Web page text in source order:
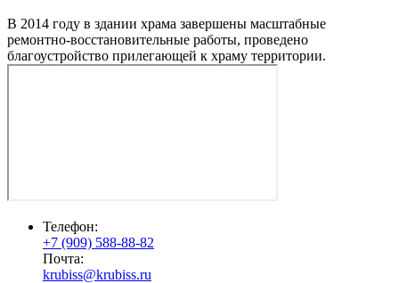
В 2014 году в здании храма завершены масштабные
ремонтно-восстановительные работы, проведено
благоустройство прилегающей к храму территории.
Телефон:
+7 (909) 588-88-82
Почта:
krubiss@krubiss.ru